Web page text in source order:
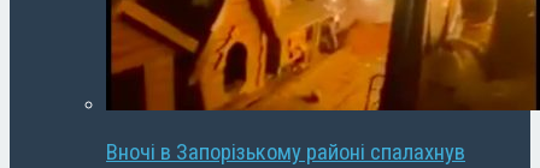
Вночі в Запорізькому районі спалахнув